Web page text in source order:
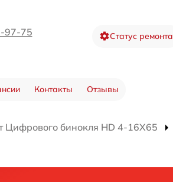
97-75 Статус ремонта
Контакты Отзывы
Цифрового бинокля HD 4-16X65